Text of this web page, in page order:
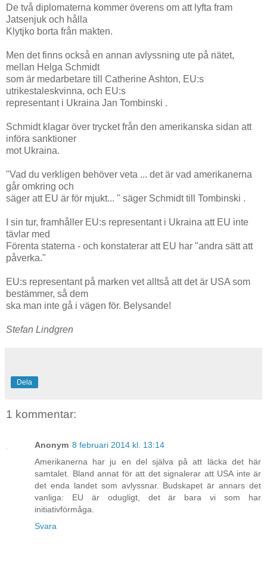
De två diplomaterna kommer överens om att lyfta fram
Jatsenjuk och hålla
Klytjko borta från makten.
Men det finns också en annan avlyssning ute på nätet,
mellan Helga Schmidt
som är medarbetare till Catherine Ashton, EU:s
utrikestaleskvinna, och EU:s
representant i Ukraina Jan Tombinski .
Schmidt klagar över trycket från den amerikanska sidan att
införa sanktioner
mot Ukraina.
"Vad du verkligen behöver veta ... det är vad amerikanerna
går omkring och
säger att EU är för mjukt... " säger Schmidt till Tombinski .
I sin tur, framhåller EU:s representant i Ukraina att EU inte
tävlar med
Förenta staterna - och konstaterar att EU har "andra sätt att
påverka."
EU:s representant på marken vet alltså att det är USA som
bestämmer, så dem
ska man inte gå i vägen för. Belysande!
Stefan Lindgren
Dela
1 kommentar:
Anonym 8 februari 2014 kl. 13:14
Amerikanerna har ju en del själva på att läcka det här
samtalet. Bland annat för att det signalerar att USA inte är
det enda landet som avlyssnar. Budskapet är annars det
vanliga: EU är odugligt, det är bara vi som har
initiativförmåga.
Svara